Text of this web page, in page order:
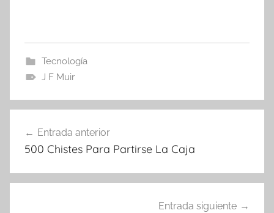
Tecnología
J F Muir
de
Entrada anterior
500 Chistes Para Partirse La Caja
Entrada siguiente